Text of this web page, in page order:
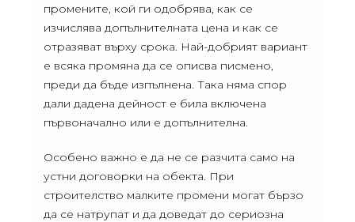
промените, кой ги одобрява, как се
изчислява допълнителната цена и как се
отразяват върху срока. Най-добрият вариант
е всяка промяна да се описва писмено,
преди да бъде изпълнена. Така няма спор
дали дадена дейност е била включена
първоначално или е допълнителна.
Особено важно е да не се разчита само на
устни договорки на обекта. При
строителство малките промени могат бързо
да се натрупат и да доведат до сериозна